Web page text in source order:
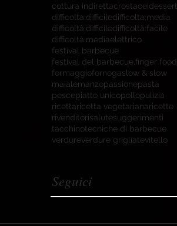
cottura indirettacrostaceidessert
difficolta:difficiledifficolta:media
difficoltà:difficiledifficoltà:facile
difficoltà:mediaelettrico
festival barbecue
festival del barbecue, finger food
formaggiofornogaslow & slow
maialemanzopassionepasta
pescepiatto unicopollopulizia
ricettaricetta vegetarianaricette
rivenditorisalutesuggerimenti
tacchinotecniche di barbecue
verdureverdure grigliatevitello
Seguici